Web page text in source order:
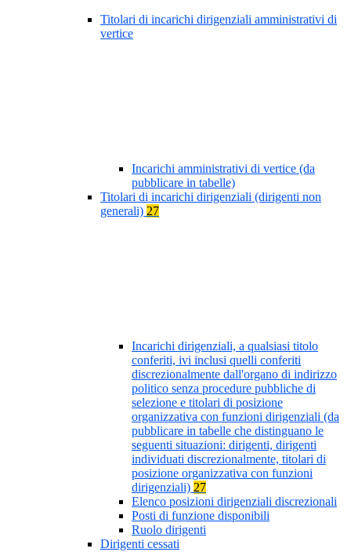
Titolari di incarichi dirigenziali amministrativi di
vertice
Incarichi amministrativi di vertice (da
pubblicare in tabelle)
Titolari di incarichi dirigenziali (dirigenti non
generali) 27
Incarichi dirigenziali, a qualsiasi titolo
conferiti, ivi inclusi quelli conferiti
discrezionalmente dall'organo di indirizzo
politico senza procedure pubbliche di
selezione e titolari di posizione
organizzativa con funzioni dirigenziali (da
pubblicare in tabelle che distinguano le
seguenti situazioni: dirigenti, dirigenti
individuati discrezionalmente, titolari di
posizione organizzativa con funzioni
dirigenziali) 27
Elenco posizioni dirigenziali discrezionali
Posti di funzione disponibili
Ruolo dirigenti
Dirigenti cessati